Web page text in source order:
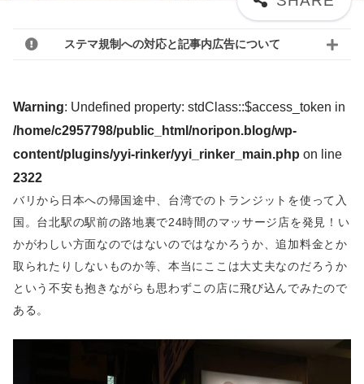
ステマ規制への対応と記事内広告について
Warning: Undefined property: stdClass::$access_token in
/home/c2957798/public_html/noripon.blog/wp-
content/plugins/yyi-rinker/yyi_rinker_main.php on line
2322
バリから日本への帰国途中、台湾でのトランジットを使って入
国。台北駅の駅前の路地裏で24時間のマッサージ店を発見！い
かがわしい方面なのではないのではなかろうか、追加料金とか
取られたりしないものか等、本当にここは大丈夫なのだろうか
という不安も抱きながらも思わずこの店に飛び込んでみたので
ある。